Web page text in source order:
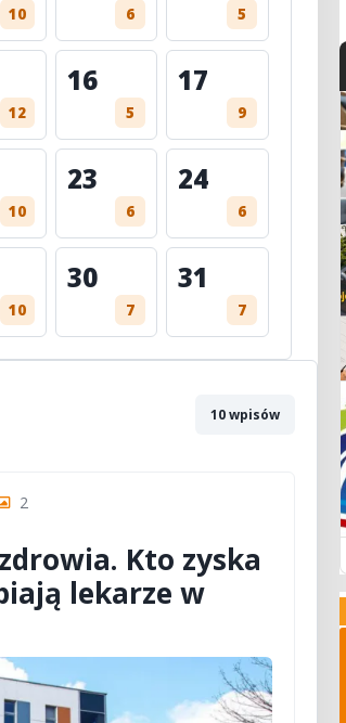
10 6 5
12
16
5
17
9
10
23
6
24
6
10
30
7
31
7
10 wpisów
2
Kto zyska
lekarze w